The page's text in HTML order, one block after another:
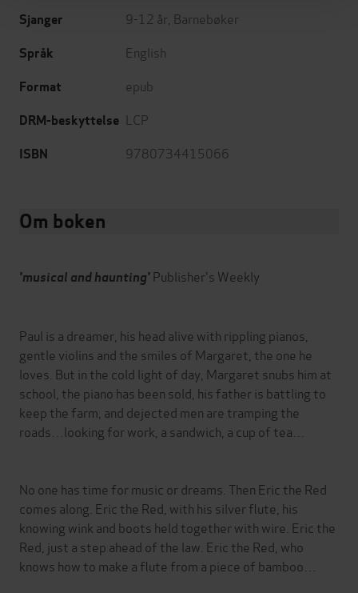
Sjanger 9-12 år Barnebøker
Språk English
Format epub
DRM-beskyttelse LCP
ISBN 9780734415066
Om boken
'musical and haunting'Publisher's Weekly
Paul is a dreamer, his head alive with rippling pianos,
gentle violins and the smiles of Margaret, the one he
loves. But in the cold light of day, Margaret snubs him at
school, the piano has been sold, his father is battling to
keep the farm, and dejected men are tramping the
roads…looking for work, a sandwich, a cup of tea…
No one has time for music or dreams. Then Eric the Red
comes along. Eric the Red, with his silver flute, his
knowing wink and boots held together with wire. Eric the
Red, just a step ahead of the law. Eric the Red, who
knows how to make a flute from a piece of bamboo…